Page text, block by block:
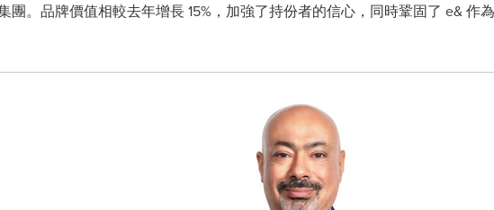
團。品牌價值相較去年增長 15%，加強了持份者的信心，同時鞏固了 e& 作